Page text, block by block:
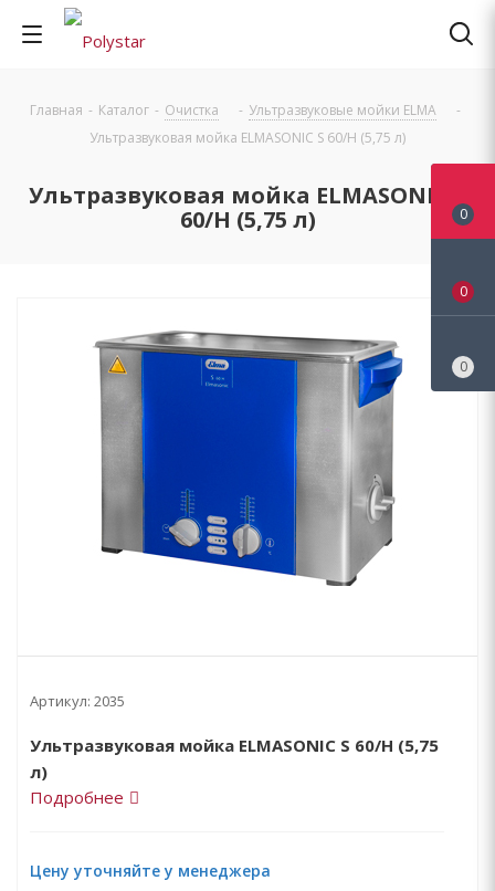
Главная - Каталог - Очистка - Ультразвуковые мойки ELMA
-
Ультразвуковая мойка ELMASONIC S 60/Н (5,75 л)
Ультразвуковая мойка ELMASONIC S
60/Н (5,75 л)
Артикул: 2035
Ультразвуковая мойка ELMASONIC S 60/Н (5,75
л)
Подробнее
Цену уточняйте у менеджера
0
0
0